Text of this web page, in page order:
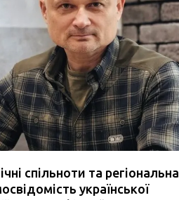
спільноти та регіональна
української